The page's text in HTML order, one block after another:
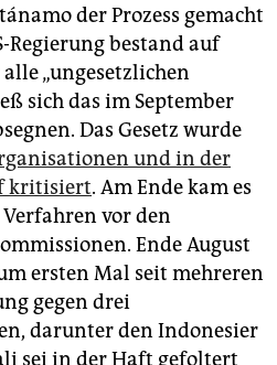
der Prozess gemacht
Regierung bestand auf
„ungesetzlichen
sich das im September
Das Gesetz wurde
und in der
kritisiert. Am Ende kam es
vor den
Ende August
ersten Mal seit mehreren
gegen drei
darunter den Indonesier
sei in der Haft gefoltert